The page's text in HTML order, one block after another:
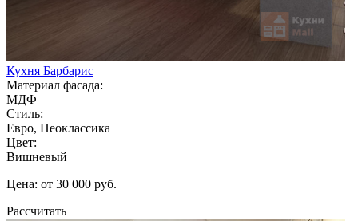
Кухня Барбарис
Материал фасада:
МДФ
Стиль:
Евро, Неоклассика
Цвет:
Вишневый
Цена: от 30 000 руб.
Рассчитать